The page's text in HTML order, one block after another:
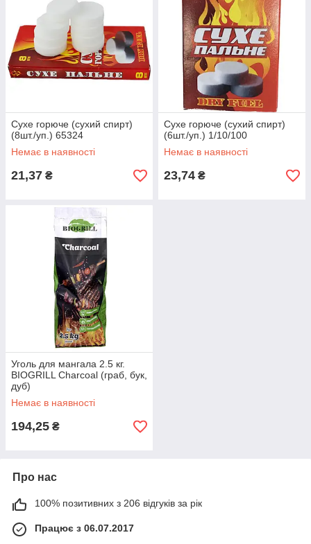
Сухе горюче (сухий спирт)
(8шт./уп.) 65324
Немає в наявності
21,37 ₴
Сухе горюче (сухий спирт)
(6шт./уп.) 1/10/100
Немає в наявності
23,74 ₴
Уголь для мангала 2.5 кг.
BIOGRILL Charcoal (граб, бук,
дуб)
Немає в наявності
194,25 ₴
Про нас
100% позитивних з 206 відгуків за рік
Працює з 06.07.2017